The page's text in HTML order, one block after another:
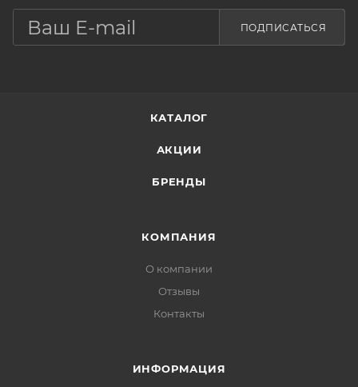
ПОДПИСАТЬСЯ
КАТАЛОГ
АКЦИИ
БРЕНДЫ
КОМПАНИЯ
О компании
Отзывы
Контакты
ИНФОРМАЦИЯ